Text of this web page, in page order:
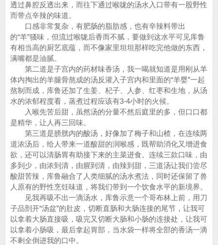
透过鼻腔反透出来，而往下通过喉咙的汤水入口带有一股野性
而带点辛辣的味道。
口感非常复杂，有肥肠的脂肪感，也有辛辣料带出
的“羊”骚味，但流过喉咙后香而不腻，要做到这水平可见库鲁
有相当高的厨艺底蕴，而不像家里坦坦那样吃完他做的东西，
满嘴都是油腻。
第二道是子宫内的药材味香汤，我一喝就知道是用刚从羊
体内掏出的羊腿骨熬成的汤反灌入子宫内和里面的“羊婴”一起
熬制而成，库鲁还加了生姜、杞子、人参、红枣和生地，从汤
水的浓郁程度看，蒸煮过程应该有3-4小时的火候。
入喉先苦后甜，虽然汤的分量不然后庭里的多，但口口都
是精华，让人再三回味。
第三道是膀胱内的酸汤，好像加了梅子和山楂，在连续两
道浓汤后，给人带来一道酸甜的润喉感，既帮助消化又增进食
欲，还可以清肠胃有助接下来的主菜进食。连续三款口味，由
多到少，由浓到清，由腥到清，由辣到甜，三道汤让我们尝尽
酸甜苦辣，库鲁融合了人类细腻的汤水煮法，同时还保留了兽
人原有的野性烹饪味道，将我们带到一个饮食水平的新境界。
见我再吸不出一滴汤水，库鲁示意一个哥布林上前，用刀
子品剖开“汤盆”的肚皮，切断直肠和大肠连接的尾节，让我可
以拿着大肠直接吸，吸完又切断大肠和小肠的连接处，让我可
以拿着小肠吸，最后拿起胃部，当水袋一样将全部的香汤一滴
不剩全倒进我的口中。